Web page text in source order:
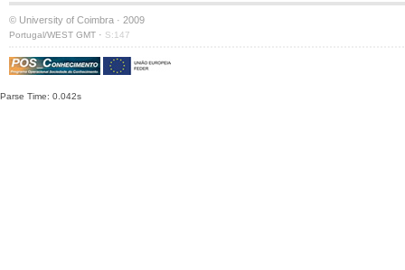
© University of Coimbra · 2009
Portugal/WEST GMT · S:147
Parse Time: 0.042s